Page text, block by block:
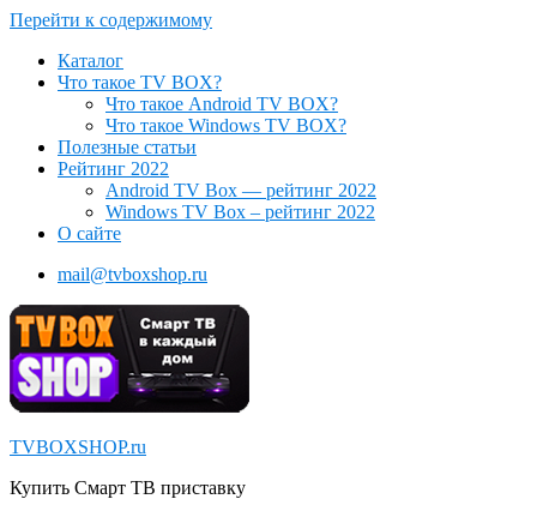
Перейти к содержимому
Каталог
Что такое TV BOX?
Что такое Android TV BOX?
Что такое Windows TV BOX?
Полезные статьи
Рейтинг 2022
Android TV Box — рейтинг 2022
Windows TV Box – рейтинг 2022
О сайте
mail@tvboxshop.ru
TVBOXSHOP.ru
Купить Смарт ТВ приставку